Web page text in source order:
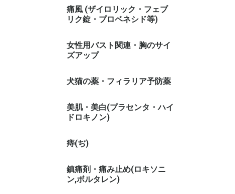
痛風 (ザイロリック・フェブ
リク錠・プロベネシド等)
女性用バスト関連・胸のサイ
ズアップ
犬猫の薬・フィラリア予防薬
美肌・美白(プラセンタ・ハイ
ドロキノン)
痔(ぢ)
鎮痛剤・痛み止め(ロキソニ
ン,ボルタレン)